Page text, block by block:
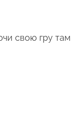
свою гру там